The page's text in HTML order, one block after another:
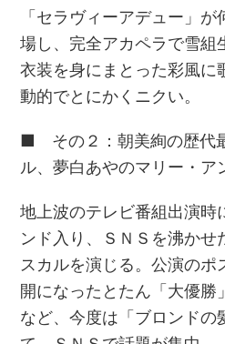
「セラヴィーアデュー」
場し、完全アカペラで雪組
衣装を身にまとった彩風に
動的でとにかくニクい。
■ その２：朝美絢の歴代
ル、夢白あやのマリー・ア
地上波のテレビ番組出演時
ンド入り、ＳＮＳを沸かせ
スカルを演じる。公演のポ
開になったとたん「大優勝
など、今度は「ブロンドの